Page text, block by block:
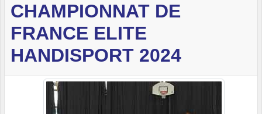
CHAMPIONNAT DE
FRANCE ELITE
HANDISPORT 2024